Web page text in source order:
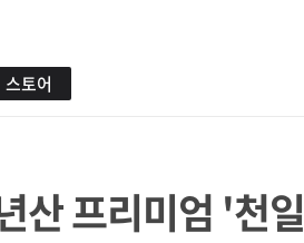
스토어
산 프리미엄 '천일